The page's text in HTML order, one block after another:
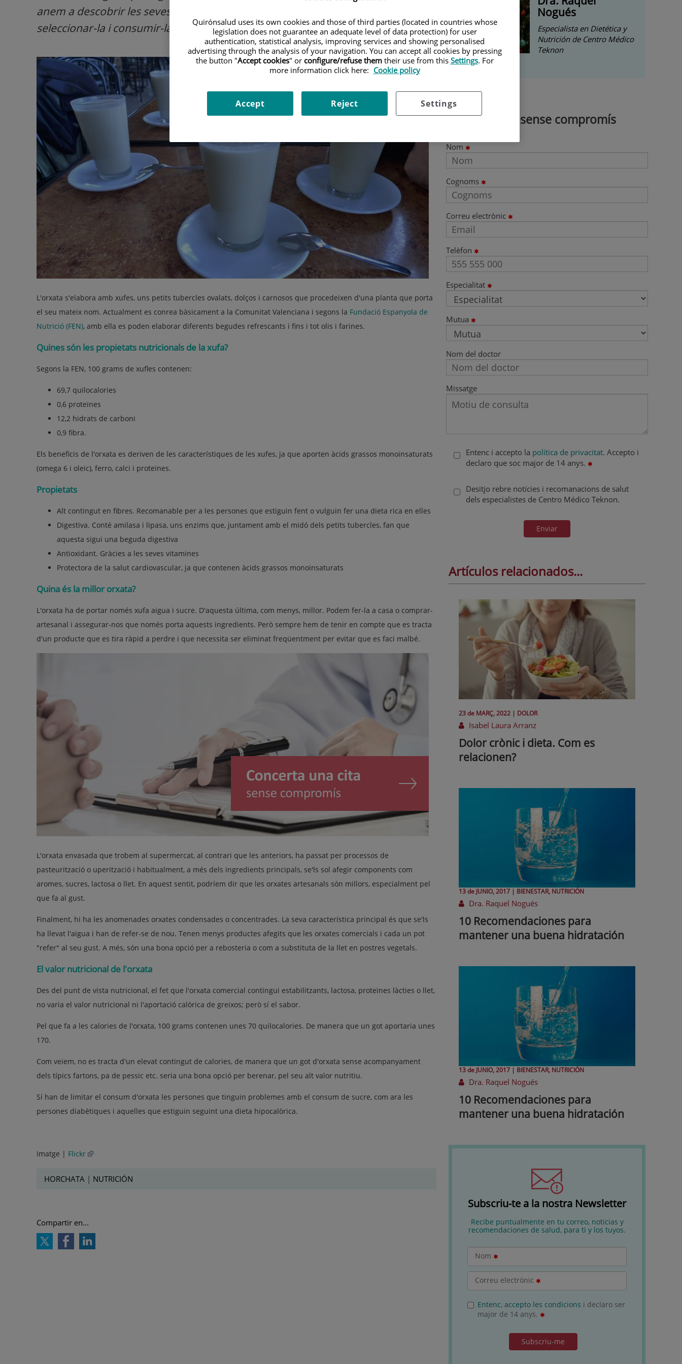
anem a descobrir les seves propietats nutricionals i la millor forma de
seleccionar-la i consumir-la.
L'orxata s'elabora amb xufes, uns petits tubercles ovalats, dolços i carnosos que procedeixen d'una planta que porta
el seu mateix nom. Actualment es conrea bàsicament a la Comunitat Valenciana i segons la Fundació Espanyola de
Nutrició (FEN), amb ella es poden elaborar diferents begudes refrescants i fins i tot olis i farines.
Quines són les propietats nutricionals de la xufa?
Segons la FEN, 100 grams de xufles contenen:
69,7 quilocalories
0,6 proteïnes
12,2 hidrats de carboni
0,9 fibra.
Els beneficis de l'orxata es deriven de les característiques de les xufes, ja que aporten àcids grassos monoinsaturats
(omega 6 i oleic), ferro, calci i proteïnes.
Propietats
Alt contingut en fibres. Recomanable per a les persones que estiguin fent o vulguin fer una dieta rica en elles
Digestiva. Conté amilasa i lipasa, uns enzims que, juntament amb el midó dels petits tubercles, fan que
aquesta sigui una beguda digestiva
Antioxidant. Gràcies a les seves vitamines
Protectora de la salut cardiovascular, ja que contenen àcids grassos monoinsaturats
Quina és la millor orxata?
L'orxata ha de portar només xufa aigua i sucre. D'aquesta última, com menys, millor. Podem fer-la a casa o comprar-
artesanal i assegurar-nos que només porta aquests ingredients. Però sempre hem de tenir en compte que es tracta
d'un producte que es tira ràpid a perdre i que necessita ser eliminat freqüentment per evitar que es faci malbé.
L'orxata envasada que trobem al supermercat, al contrari que les anteriors, ha passat per processos de
pasteurització o uperització i habitualment, a més dels ingredients principals, se'ls sol afegir components com
aromes, sucres, lactosa o llet. En aquest sentit, podríem dir que les orxates artesanals són millors, especialment pel
que fa al gust.
Finalment, hi ha les anomenades orxates condensades o concentrades. La seva característica principal és que se'ls
ha llevat l'aigua i han de refer-se de nou. Tenen menys productes afegits que les orxates comercials i cada un pot
"refer" al seu gust. A més, són una bona opció per a rebosteria o com a substituta de la llet en postres vegetals.
El valor nutricional de l'orxata
Des del punt de vista nutricional, el fet que l'orxata comercial contingui estabilitzants, lactosa, proteïnes làcties o llet,
no varia el valor nutricional ni l'aportació calòrica de greixos; però sí el sabor.
Pel que fa a les calories de l'orxata, 100 grams contenen unes 70 quilocalories. De manera que un got aportaria unes
170.
Com veiem, no es tracta d'un elevat contingut de calories, de manera que un got d'orxata sense acompanyament
dels típics fartons, pa de pessic etc. seria una bona opció per berenar, pel seu alt valor nutritiu.
Sí han de limitar el consum d'orxata les persones que tinguin problemes amb el consum de sucre, com ara les
persones diabètiques i aquelles que estiguin seguint una dieta hipocalòrica.
Imatge | Flickr
HORCHATA | NUTRICIÓN
Compartir en...
Nogués
Especialista en Dietética y
Nutrición de Centro Médico
Teknon
Demana cita sense compromís
Nom
Cognoms
Correu electrònic
Telèfon
Especialitat
Mutua
Nom del doctor
Missatge
Entenc i accepto la política de privacitat. Accepto i
declaro que soc major de 14 anys.
Desitjo rebre notícies i recomanacions de salut
dels especialistes de Centro Médico Teknon.
Enviar
Artículos relacionados...
23 de MARÇ, 2022 | DOLOR
Isabel Laura Arranz
Dolor crònic i dieta. Com es
relacionen?
13 de JUNIO, 2017 | BIENESTAR, NUTRICIÓN
Dra. Raquel Nogués
10 Recomendaciones para
mantener una buena hidratación
13 de JUNIO, 2017 | BIENESTAR, NUTRICIÓN
Dra. Raquel Nogués
10 Recomendaciones para
mantener una buena hidratación
Subscriu-te a la nostra Newsletter
Recibe puntualmente en tu correo, noticias y
recomendaciones de salud, para ti y los tuyos.
Nom
Correu electrònic
Entenc, accepto les condicions i declaro ser
major de 14 anys.
Subscriu-me
Quirónsalud uses its own cookies and those of third parties (located in countries whose
legislation does not guarantee an adequate level of data protection) for user
authentication, statistical analysis, improving services and showing personalised
advertising through the analysis of your navigation. You can accept all cookies by pressing
the button "Accept cookies" or configure/refuse themtheir use from this Settings. For
more information click here: Cookie policy
Settings
Reject
Accept